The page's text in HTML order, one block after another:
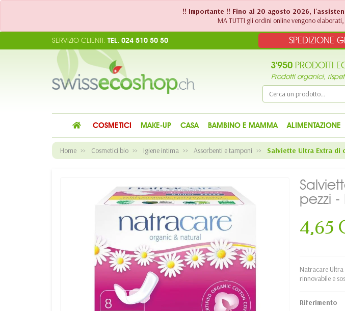
!! Importante !! Fino al 20 agosto 2026,
MA TUTTI gli ordini online vengono
SPEDIZIONE
SERVIZIO CLIENTI: TEL. 024 510 50 50
3'950 PRODOTTI
Prodotti organici,
COSMETICI MAKE-UP CASA BAMBINO E MAMMA ALIMENTAZIONE
Home Cosmetici bio Igiene intima Assorbenti e tamponi Salviette Ultra Extra di
pezzi
4,65
Natracare
rinnovabile e
Riferimento